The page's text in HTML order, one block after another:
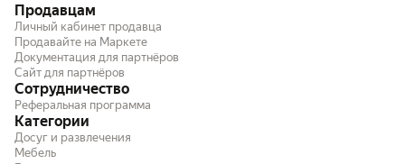
Продавцам
Личный кабинет продавца
Продавайте на Маркете
Документация для партнёров
Сайт для партнёров
Сотрудничество
Реферальная программа
Категории
Досуг и развлечения
Мебель